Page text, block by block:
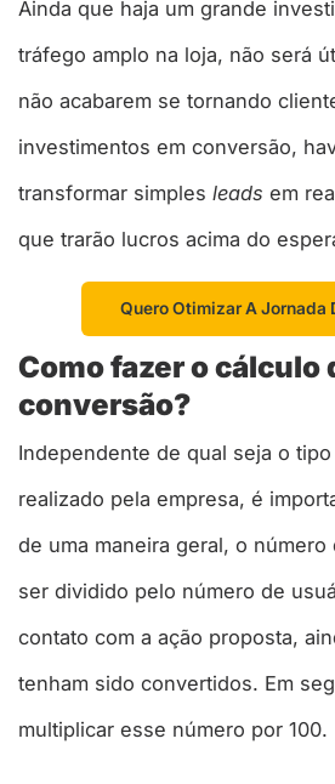
Ainda que haja um grande
tráfego amplo na loja, não será
não acabarem se tornando
investimentos em conversão,
transformar simples leads em
que trarão lucros acima do
Quero Otimizar A Jornada
Como fazer o cálculo
conversão?
Independente de qual seja o
realizado pela empresa, é
de uma maneira geral, o número
ser dividido pelo número de
contato com a ação proposta,
tenham sido convertidos. Em
multiplicar esse número por 100.